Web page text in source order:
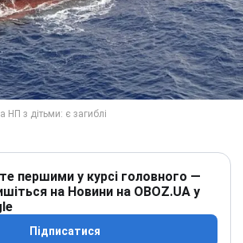
першими у курсі головного —
на Новини на OBOZ.UA у
Підписатися